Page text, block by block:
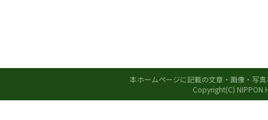
本ホームページに記載の文章・画像・写
Copyright(C) NIPPON